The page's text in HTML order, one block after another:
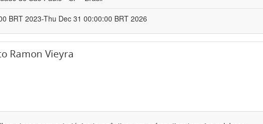
BRT 2023-Thu Dec 31 00:00:00 BRT 2026
Ramon Vieyra